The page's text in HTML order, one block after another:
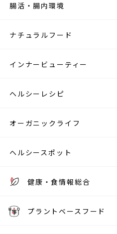
腸活・腸内環境
ナチュラルフード
インナービューティー
ヘルシーレシピ
オーガニックライフ
ヘルシースポット
健康・食情報総合
プラントベースフード